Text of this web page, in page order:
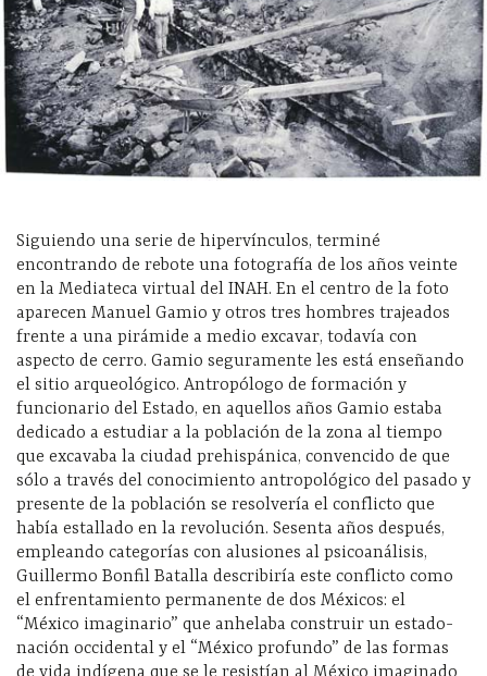
Siguiendo una serie de hipervínculos, terminé
encontrando de rebote una fotografía de los años veinte
en la Mediateca virtual del INAH. En el centro de la foto
aparecen Manuel Gamio y otros tres hombres trajeados
frente a una pirámide a medio excavar, todavía con
aspecto de cerro. Gamio seguramente les está enseñando
el sitio arqueológico. Antropólogo de formación y
funcionario del Estado, en aquellos años Gamio estaba
dedicado a estudiar a la población de la zona al tiempo
que excavaba la ciudad prehispánica, convencido de que
sólo a través del conocimiento antropológico del pasado y
presente de la población se resolvería el conflicto que
había estallado en la revolución. Sesenta años después,
empleando categorías con alusiones al psicoanálisis,
Guillermo Bonfil Batalla describiría este conflicto como
el enfrentamiento permanente de dos Méxicos: el
“México imaginario” que anhelaba construir un estado-
nación occidental y el “México profundo” de las formas